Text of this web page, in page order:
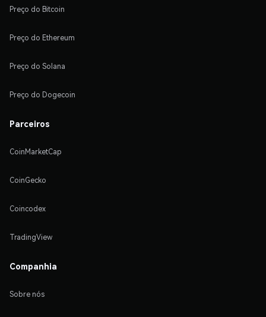
Preço do Bitcoin
Preço do Ethereum
Preço do Solana
Preço do Dogecoin
Parceiros
CoinMarketCap
CoinGecko
Coincodex
TradingView
Companhia
Sobre nós